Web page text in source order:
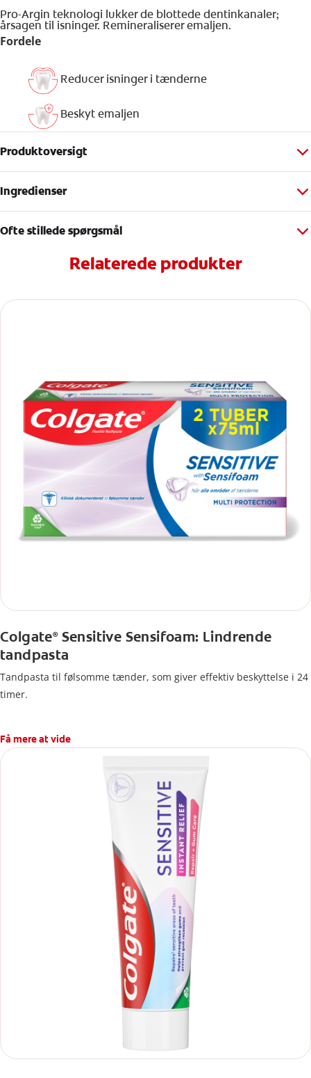
Pro-Argin teknologi lukker de blottede dentinkanaler;
årsagen til isninger. Remineraliserer emaljen.
Fordele
Reducer isninger i tænderne
Beskyt emaljen
Produktoversigt
Ingredienser
Ofte stillede spørgsmål
Relaterede produkter
Colgate®Sensitive Sensifoam: Lindrende
tandpasta
Tandpasta til følsomme tænder, som giver effektiv beskyttelse i 24
timer.
Få mere at vide